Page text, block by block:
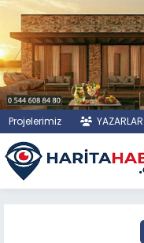
Projelerimiz YAZARLAR